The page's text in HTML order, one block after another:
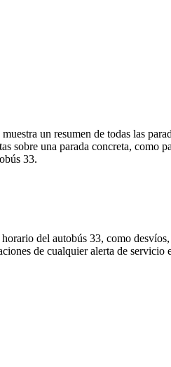
un resumen de todas las
sobre una parada concreta, como
33.
del autobús 33, como
de cualquier alerta de